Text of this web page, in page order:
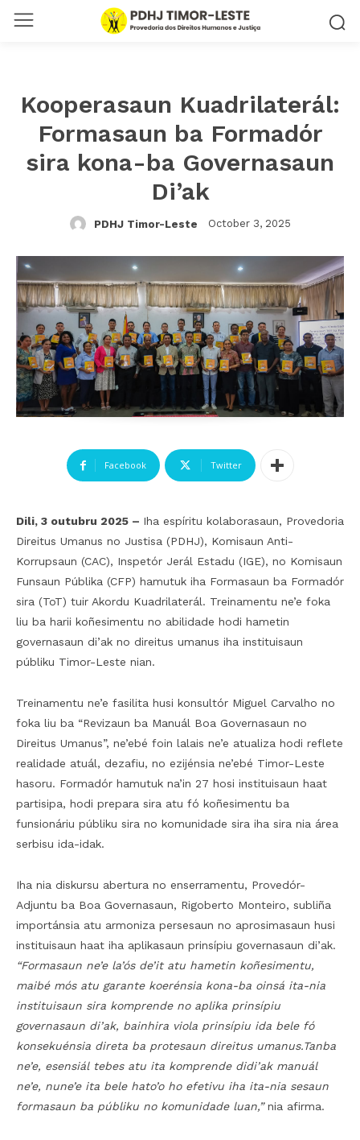
Kooperasaun Kuadrilaterál:
Formasaun ba Formadór
sira kona-ba Governasaun
Di’ak
PDHJ Timor-Leste October 3, 2025
Facebook Twitter
Dili, 3 outubru 2025 – Iha espíritu kolaborasaun, Provedoria
Direitus Umanus no Justisa (PDHJ), Komisaun Anti-
Korrupsaun (CAC), Inspetór Jerál Estadu (IGE), no Komisaun
Funsaun Públika (CFP) hamutuk iha Formasaun ba Formadór
sira (ToT) tuir Akordu Kuadrilaterál. Treinamentu ne’e foka
liu ba harii koñesimentu no abilidade hodi hametin
governasaun di’ak no direitus umanus iha instituisaun
públiku Timor-Leste nian.
Treinamentu ne’e fasilita husi konsultór Miguel Carvalho no
foka liu ba “Revizaun ba Manuál Boa Governasaun no
Direitus Umanus”, ne’ebé foin lalais ne’e atualiza hodi reflete
realidade atuál, dezafiu, no ezijénsia ne’ebé Timor-Leste
hasoru. Formadór hamutuk na’in 27 hosi instituisaun haat
partisipa, hodi prepara sira atu fó koñesimentu ba
funsionáriu públiku sira no komunidade sira iha sira nia área
serbisu ida-idak.
Iha nia diskursu abertura no enserramentu, Provedór-
Adjuntu ba Boa Governasaun, Rigoberto Monteiro, subliña
importánsia atu armoniza persesaun no aprosimasaun husi
instituisaun haat iha aplikasaun prinsípiu governasaun di’ak.
“Formasaun ne’e la’ós de’it atu hametin koñesimentu,
maibé mós atu garante koerénsia kona-ba oinsá ita-nia
instituisaun sira komprende no aplika prinsípiu
governasaun di’ak, bainhira viola prinsípiu ida bele fó
konsekuénsia direta ba protesaun direitus umanus.Tanba
ne’e, esensiál tebes atu ita komprende didi’ak manuál
ne’e, nune’e ita bele hato’o ho efetivu iha ita-nia sesaun
formasaun ba públiku no komunidade luan,”nia afirma.